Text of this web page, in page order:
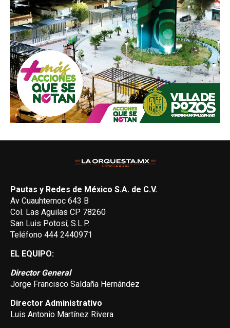
Pautas y Redes de México S.A. de C.V.
Av Cuauhtemoc 643 B
Col. Las Aguilas CP 78260
San Luis Potosí, S.L.P.
Teléfono 444 2440971
EL EQUIPO:
Director General
Jorge Francisco Saldaña Hernández
Director Administrativo
Luis Antonio Martínez Rivera